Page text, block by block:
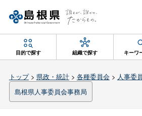
目的で探す 組織で探す キーワ
トップ> 県政・統計> 各種委員会 > 人事委
島根県人事委員会事務局